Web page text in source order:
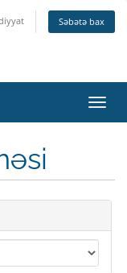
Səbətə bax
keçid